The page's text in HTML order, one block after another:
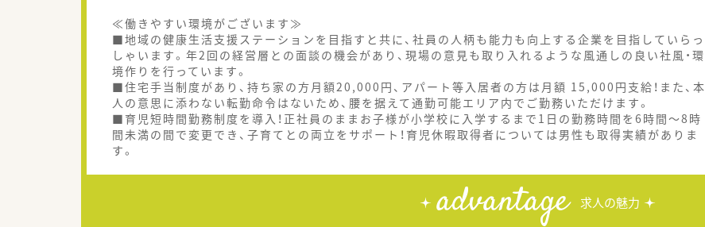
≪働きやすい環境がございます≫
■地域の健康生活支援ステーションを目指すと共に、社員の人柄も能力も向上する企業を目指していらっ
しゃいます。年2回の経営層との面談の機会があり、現場の意見も取り入れるような風通しの良い社風・環
境作りを行っています。
■住宅手当制度があり、持ち家の方月額20,000円、アパート等入居者の方は月額 15,000円支給！また、本
人の意思に添わない転勤命令はないため、腰を据えて通勤可能エリア内でご勤務いただけます。
■育児短時間勤務制度を導入！正社員のままお子様が小学校に入学するまで1日の勤務時間を6時間～8時
間未満の間で変更でき、子育てとの両立をサポート！育児休暇取得者については男性も取得実績がありま
す。
advantage 求人の魅力